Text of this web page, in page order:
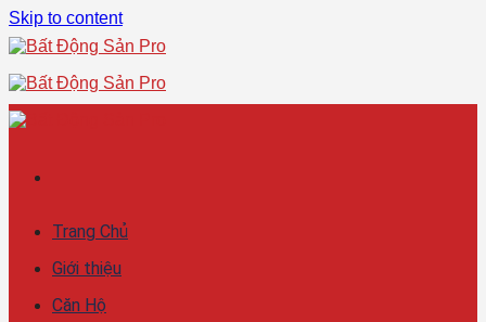
Skip to content
Trang Chủ
Giới thiệu
Căn Hộ